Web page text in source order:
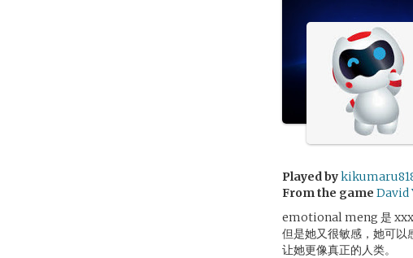
Played by
From the game David
emotional meng 是 xxx
但是她又很敏感，她可以
让她更像真正的人类。